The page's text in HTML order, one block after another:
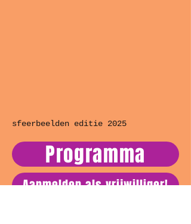
sfeerbeelden editie 2025
Programma
Aanmelden als vrijwilliger!